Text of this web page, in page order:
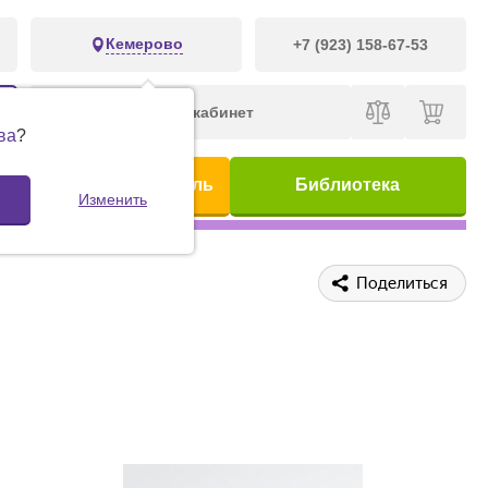
Кемерово +7 (923) 158-67-53
?
Изменить
Личный кабинет
Предметный указатель Библиотека
Поделиться